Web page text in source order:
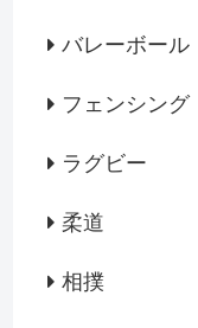
バレーボール
フェンシング
ラグビー
柔道
相撲